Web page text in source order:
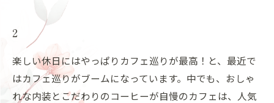
2
楽しい休日にはやっぱりカフェ巡りが最高！と、最近で
はカフェ巡りがブームになっています。中でも、おしゃ
れな内装とこだわりのコーヒーが自慢のカフェは、人気